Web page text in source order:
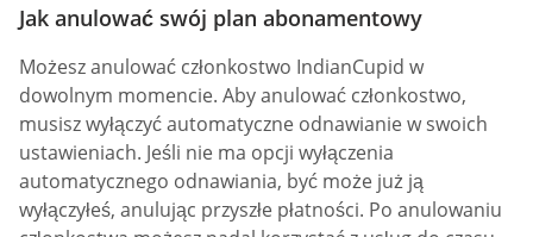
Jak anulować swój plan abonamentowy
Możesz anulować członkostwo IndianCupid w
dowolnym momencie. Aby anulować członkostwo,
musisz wyłączyć automatyczne odnawianie w swoich
ustawieniach. Jeśli nie ma opcji wyłączenia
automatycznego odnawiania, być może już ją
wyłączyłeś, anulując przyszłe płatności. Po anulowaniu